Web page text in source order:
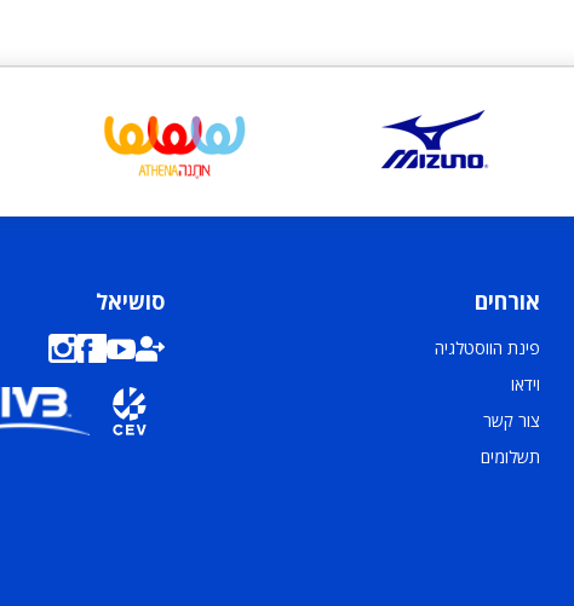
אורחים
פינת הווסטלגיה
וידאו
צור קשר
תשלומים
סושיאל